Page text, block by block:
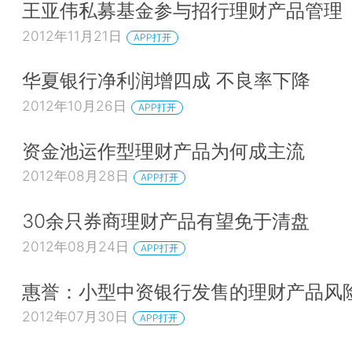
王亚伟私募基金参与招行理财产品管理
2012年11月21日 APP打开
华夏银行净利润增四成 不良率下降
2012年10月26日 APP打开
资金池运作型理财产品为何成主流
2012年08月28日 APP打开
30余只券商理财产品有望免于清盘
2012年08月24日 APP打开
惠誉：小型中资银行发售的理财产品风
2012年07月30日 APP打开